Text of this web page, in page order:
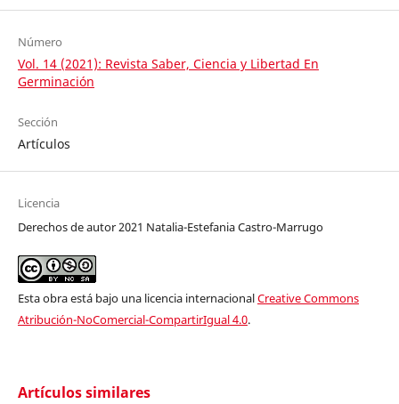
Número
Vol. 14 (2021): Revista Saber, Ciencia y Libertad En
Germinación
Sección
Artículos
Licencia
Derechos de autor 2021 Natalia-Estefania Castro-Marrugo
Esta obra está bajo una licencia internacionalCreative Commons
Atribución-NoComercial-CompartirIgual 4.0.
Artículos similares